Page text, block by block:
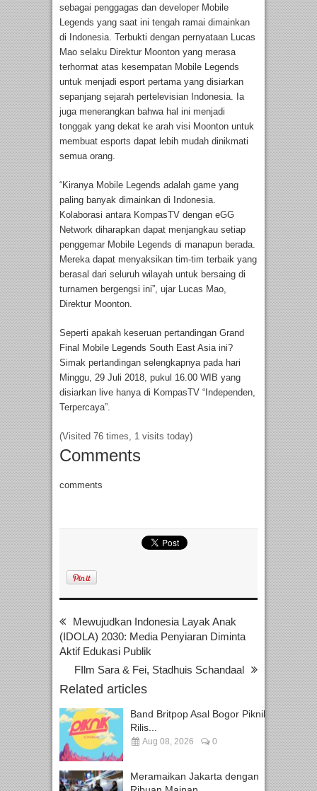
sebagai penggagas dan developer Mobile
Legends yang saat ini tengah ramai dimainkan
di Indonesia. Terbukti dengan pernyataan Lucas
Mao selaku Direktur Moonton yang merasa
terhormat atas kesempatan Mobile Legends
untuk menjadi esport pertama yang disiarkan
sepanjang sejarah pertelevisian Indonesia. Ia
juga menerangkan bahwa hal ini menjadi
tonggak yang dekat ke arah visi Moonton untuk
membuat esports dapat lebih mudah dinikmati
semua orang.
“Kiranya Mobile Legends adalah game yang
paling banyak dimainkan di Indonesia.
Kolaborasi antara KompasTV dengan eGG
Network diharapkan dapat menjangkau setiap
penggemar Mobile Legends di manapun berada.
Mereka dapat menyaksikan tim-tim terbaik yang
berasal dari seluruh wilayah untuk bersaing di
turnamen bergengsi ini”, ujar Lucas Mao,
Direktur Moonton.
Seperti apakah keseruan pertandingan Grand
Final Mobile Legends South East Asia ini?
Simak pertandingan selengkapnya pada hari
Minggu, 29 Juli 2018, pukul 16.00 WIB yang
disiarkan live hanya di KompasTV “Independen,
Terpercaya”.
(Visited 76 times, 1 visits today)
Comments
comments
Mewujudkan Indonesia Layak Anak
(IDOLA) 2030: Media Penyiaran Diminta
Aktif Edukasi Publik
FIlm Sara & Fei, Stadhuis Schandaal
Related articles
Band Britpop Asal Bogor Piknik
Rilis...
Aug 08, 2026 0
Meramaikan Jakarta dengan